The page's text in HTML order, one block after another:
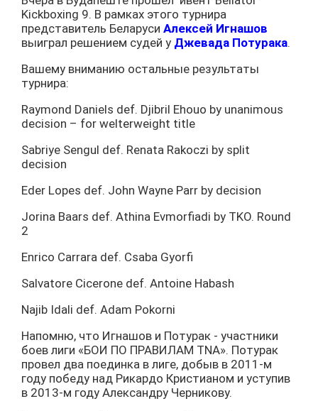
Kickboxing 9. В рамках этого турнира
представитель Беларуси Алексей Игнашов
выиграл решением судей у Джевада Потурака.
Вашему вниманию остальные результаты
турнира:
Raymond Daniels def. Djibril Ehouo by unanimous
decision – for welterweight title
Sabriye Sengul def. Renata Rakoczi by split
decision
Eder Lopes def. John Wayne Parr by decision
Jorina Baars def. Athina Evmorfiadi by TKO. Round
2
Enrico Carrara def. Csaba Gyorfi
Salvatore Cicerone def. Antoine Habash
Najib Idali def. Adam Pokorni
Напомню, что Игнашов и Потурак - участники
боев лиги «БОИ ПО ПРАВИЛАМ TNA». Потурак
провел два поединка в лиге, добыв в 2011-м
году победу над Рикардо Кристианом и уступив
в 2013-м году Александру Черникову.